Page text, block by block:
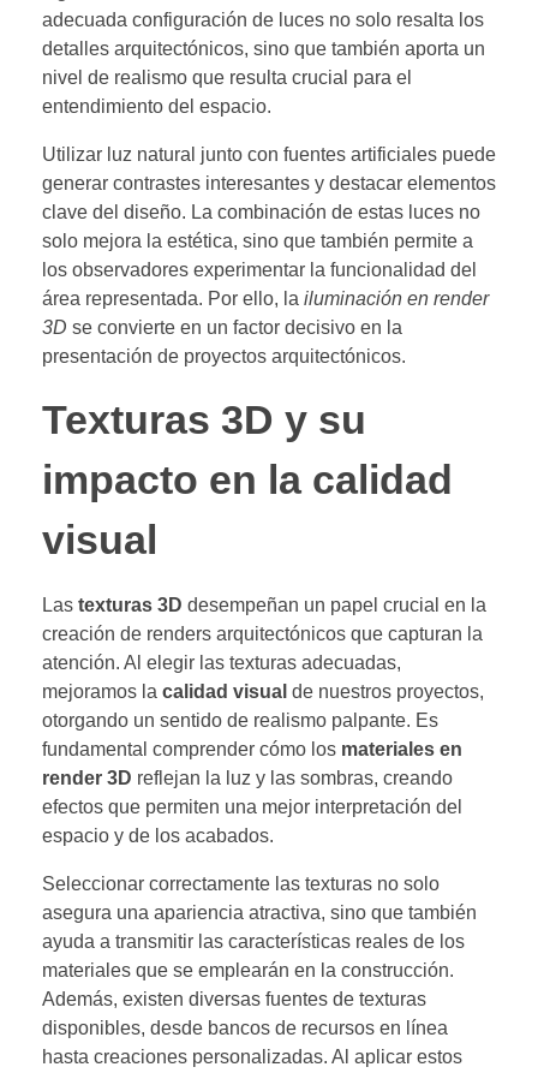
adecuada configuración de luces no solo resalta los
detalles arquitectónicos, sino que también aporta un
nivel de realismo que resulta crucial para el
entendimiento del espacio.
Utilizar luz natural junto con fuentes artificiales puede
generar contrastes interesantes y destacar elementos
clave del diseño. La combinación de estas luces no
solo mejora la estética, sino que también permite a
los observadores experimentar la funcionalidad del
área representada. Por ello, la iluminación en render
3D se convierte en un factor decisivo en la
presentación de proyectos arquitectónicos.
Texturas 3D y su
impacto en la calidad
visual
Las texturas 3D desempeñan un papel crucial en la
creación de renders arquitectónicos que capturan la
atención. Al elegir las texturas adecuadas,
mejoramos la calidad visual de nuestros proyectos,
otorgando un sentido de realismo palpante. Es
fundamental comprender cómo los materiales en
render 3D reflejan la luz y las sombras, creando
efectos que permiten una mejor interpretación del
espacio y de los acabados.
Seleccionar correctamente las texturas no solo
asegura una apariencia atractiva, sino que también
ayuda a transmitir las características reales de los
materiales que se emplearán en la construcción.
Además, existen diversas fuentes de texturas
disponibles, desde bancos de recursos en línea
hasta creaciones personalizadas. Al aplicar estos